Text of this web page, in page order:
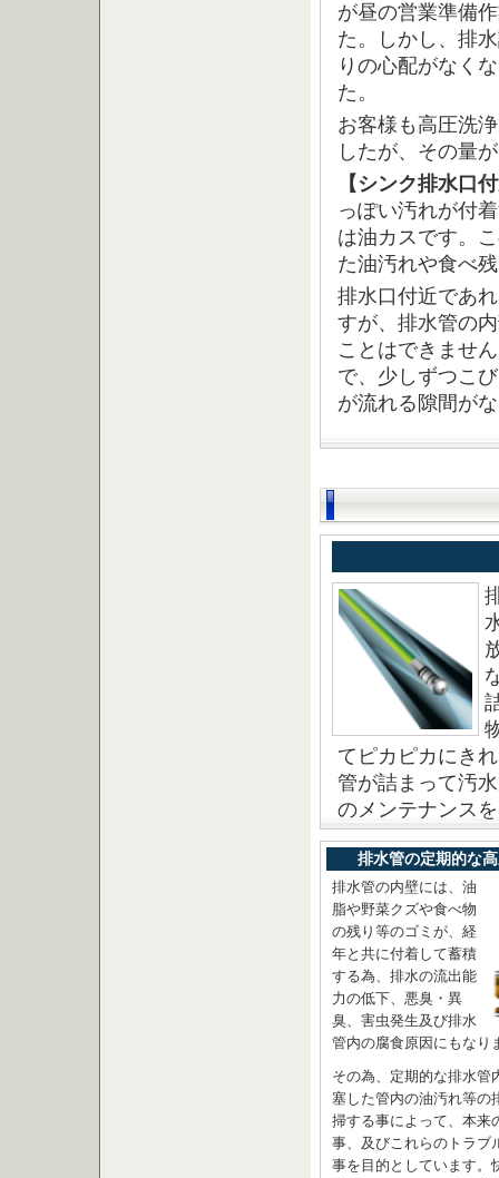
が昼の営業準備
た。しかし、排
りの心配がなく
た。
お客様も高圧洗
したが、その量
【シンク排水口
っぽい汚れが付
は油カスです。
た油汚れや食べ
排水口付近であ
すが、排水管の
ことはできませ
で、少しずつこ
が流れる隙間が
てピカピカにき
管が詰まって汚
のメンテナンス
排水管の定期的な
排水管の内壁には、油
脂や野菜クズや食べ物
の残り等のゴミが、経
年と共に付着して蓄積
する為、排水の流出能
力の低下、悪臭・異
臭、害虫発生及び排水
管内の腐食原因にもなり
その為、定期的な排水管
塞した管内の油汚れ等の
掃する事によって、本来
事、及びこれらのトラブ
事を目的としています。